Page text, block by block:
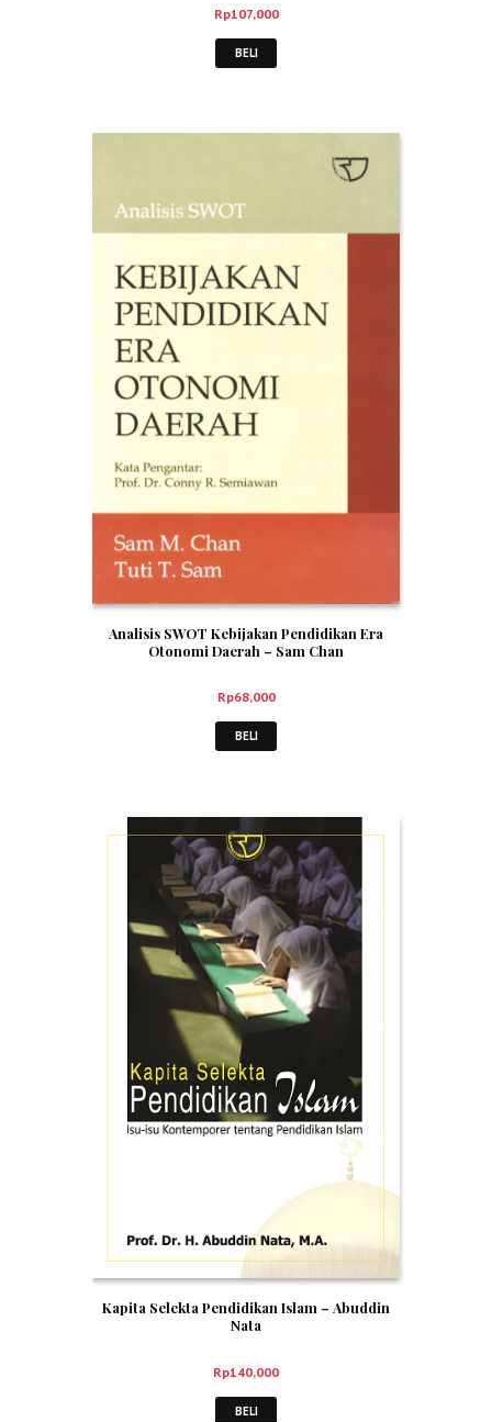
Rp107,000
BELI
Analisis SWOT Kebijakan Pendidikan Era
Otonomi Daerah – Sam Chan
Rp68,000
BELI
Kapita Selekta Pendidikan Islam – Abuddin
Nata
Rp140,000
BELI